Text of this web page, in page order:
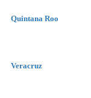
Quintana Roo
Veracruz